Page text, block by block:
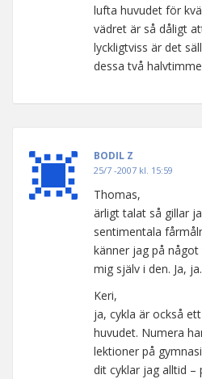
lufta huvudet för
vädret är så dåligt
lyckligtviss är det
dessa två
BODIL Z
25/7 -2007 kl. 15:59
Thomas,
ärligt talat så gillar
sentimentala
känner jag på
mig själv i den. Ja, ja.
Keri,
ja, cykla är också
huvudet. Numera
lektioner på
dit cyklar jag alltid